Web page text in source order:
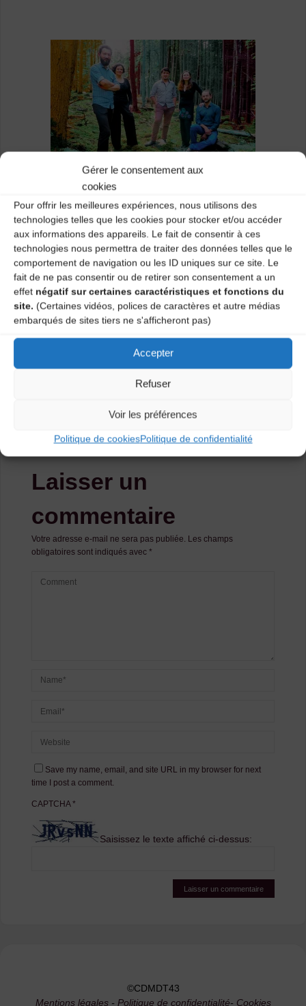
Gérer le consentement aux
cookies
Pour offrir les meilleures expériences, nous utilisons des
technologies telles que les cookies pour stocker et/ou accéder
aux informations des appareils. Le fait de consentir à ces
technologies nous permettra de traiter des données telles que le
comportement de navigation ou les ID uniques sur ce site. Le
fait de ne pas consentir ou de retirer son consentement a un
effet négatif sur certaines caractéristiques et fonctions du
site. (Certaines vidéos, polices de caractères et autre médias
embarqués de sites tiers ne s'afficheront pas)
Accepter
Refuser
Voir les préférences
Politique de cookiesPolitique de confidentialité
Concert du groupe « l’Autre » ( Collectif la Novia) à 18h
à la Maison pour tous de Chadrac
http://www.la-novia.fr/l_autre.php
Catégories
Agenda
Concert (St Pal de Chalencon & Pontempeyrat)
Laisser un
commentaire
Votre adresse e-mail ne sera pas publiée. Les champs
obligatoires sont indiqués avec *
Save my name, email, and site URL in my browser for next
time I post a comment.
CAPTCHA*
Saisissez le texte affiché ci-dessus:
©CDMDT43
Mentions légales- Politique de confidentialité- Cookies